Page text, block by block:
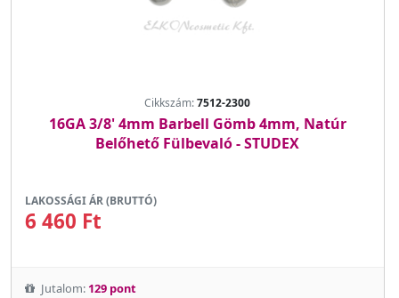
Cikkszám:7512-2300
16GA 3/8' 4mm Barbell Gömb 4mm, Natúr
Belőhető Fülbevaló - STUDEX
LAKOSSÁGI ÁR (BRUTTÓ)
6 460 Ft
Jutalom: 129 pont